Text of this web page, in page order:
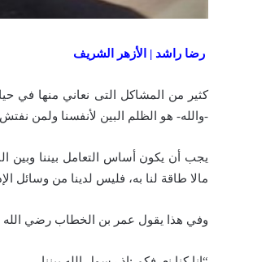
ر ضا راشد | الأزهر الشريف
كثير من المشاكل التى نعاني منها في
-والله- هو الظلم البين لأنفسنا ولمن
يجب أن يكون أساس التعامل بيننا وبين
مالا طاقة لنا به، فليس لدينا من وسائل
وفي هذا يقول عمر بن الخطاب رضي الله